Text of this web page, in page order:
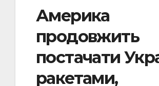
Америка
продовжить
постачати
ракетами,